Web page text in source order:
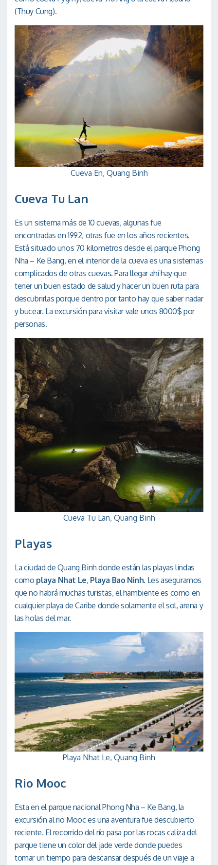
(Thuy Cung).
Cueva En, Quang Binh
Cueva Tu Lan
Es un sistema más de 10 cuevas, algunas fue
encontradas en 1992, otras fue en los años recientes.
Está situado unos 70 kilometros desde el parque Phong
Nha – Ke Bang, en el interior de la cueva es una sistemas
complicados de otras cuevas. Para llegar ahí hay que
tener un buen estado de salud y hacer un buen ruta para
descubrirlas porque dentro por tanto hay que saber nadar
y bucear. La excursión para visitar vale unos 8000$ por
personas.
Cueva Tu Lan, Quang Binh
Playas
La ciudad de Quang Binh donde están las playas lindas
como playa Nhat Le, Playa Bao Ninh. Les aseguramos
que no habrá muchas turistas, el hambiente es como en
cualquier playa de Caribe donde solamente el sol, arena y
las holas del mar.
Playa Nhat Le, Quang Binh
Rio Mooc
Esta en el parque nacional Phong Nha – Ke Bang, la
excursión al rio Mooc es una aventura fue descubierto
reciente. El recorrido del río pasa por las rocas caliza del
parque tiene un color del jade verde donde puedes
tomar un tiempo para descansar después de un viaje a